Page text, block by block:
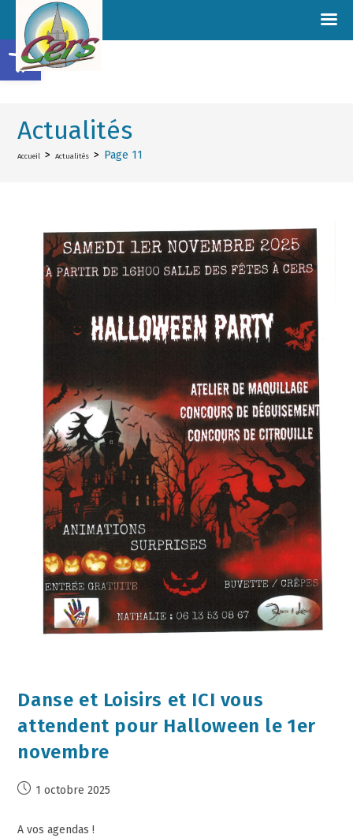
Actualités
Accueil > Actualités > Page 11
Danse et Loisirs et ICI vous
attendent pour Halloween le 1er
novembre
1 octobre 2025
A vos agendas !
Ouvrir la barre d’outils